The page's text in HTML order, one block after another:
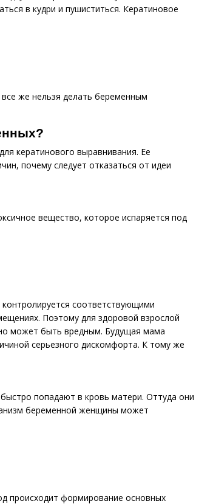
в кудри и пушиститься. Кератиновое
же нельзя делать беременным
кератинового выравнивания. Ее
почему следует отказаться от идеи
вещество, которое испаряется под
соответствующими
Поэтому для здоровой взрослой
может быть вредным. Будущая мама
серьезного дискомфорта. К тому же
попадают в кровь матери. Оттуда они
беременной женщины может
происходит формирование основных